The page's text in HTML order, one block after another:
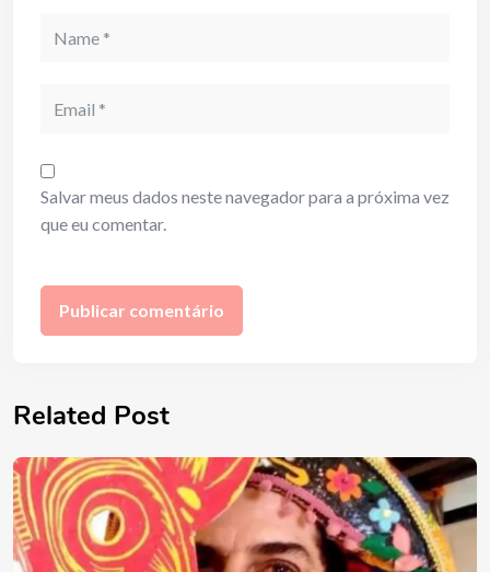
Salvar meus dados neste navegador para a próxima vez
que eu comentar.
Related Post